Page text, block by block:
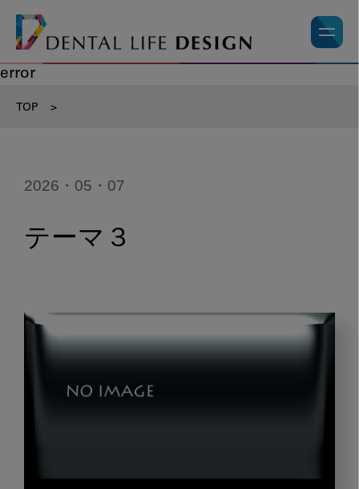
error
TOP >
2026・05・07
テーマ３